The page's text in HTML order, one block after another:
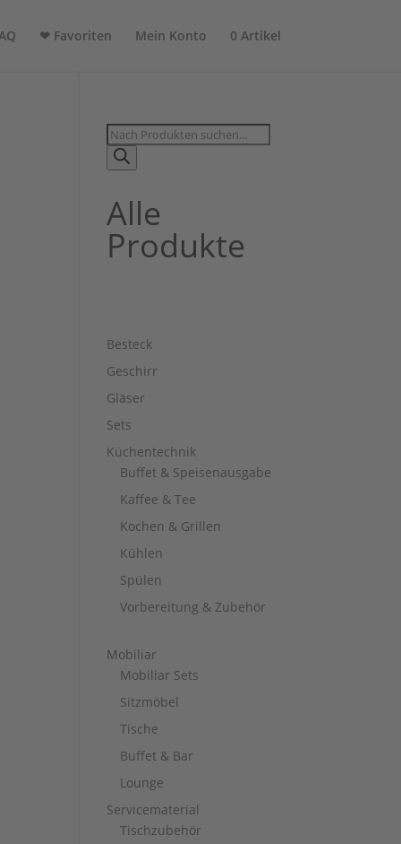
❤ Favoriten Mein Konto 0 Artikel
Products
search
Alle
Produkte
Besteck
Geschirr
Gläser
Sets
Küchentechnik
Buffet & Speisenausgabe
Kaffee & Tee
Kochen & Grillen
Kühlen
Spülen
Vorbereitung & Zubehör
Mobiliar
Mobiliar Sets
Sitzmöbel
Tische
Buffet & Bar
Lounge
Servicematerial
Tischzubehör